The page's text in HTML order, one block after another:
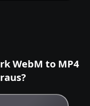
WebM to MP4